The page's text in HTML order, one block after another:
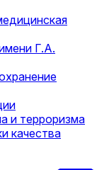
Г.А.
и терроризма
качества